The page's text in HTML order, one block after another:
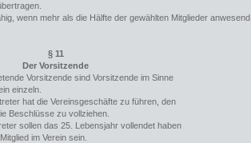
wenn mehr als die Hälfte der gewählten Mitglieder anwesend
§ 11
Der Vorsitzende
Vorsitzende sind Vorsitzende im Sinne
einzeln.
hat die Vereinsgeschäfte zu führen, den
Beschlüsse zu vollziehen.
sollen das 25. Lebensjahr vollendet haben
im Verein sein.